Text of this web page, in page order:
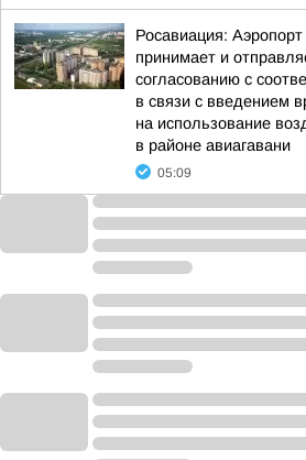
Росавиация:
принимает и
согласованию с
в связи с введением
на использование
в районе авиагавани
05:09